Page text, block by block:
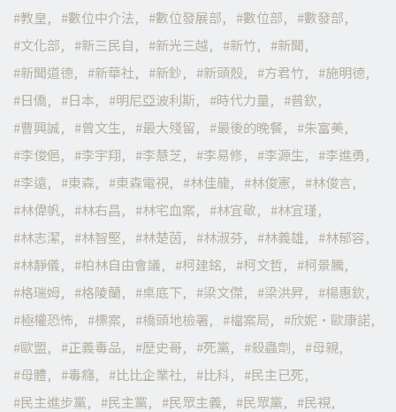
教皇
數位中介法 數位發展部 數位部
數發部
文化部
新三民自 新光三越 新竹
新聞
新聞道德
新華社 新鈔 新頭殼 方君竹
施明德
日僑
日本 明尼亞波利斯 時代力量
普欽
曹興誠
曾文生 最大殘留 最後的晚餐
朱富美
李俊俋
李宇翔 李慧芝 李易修 李源生
李進勇
李遠
東森 東森電視 林佳龍 林俊憲
林俊言
林偉帆
林右昌 林宅血案 林宜敬
林宜瑾
林志潔
林智堅 林楚茵 林淑芬 林義雄
林郁容
林靜儀
柏林自由會議 柯建銘 柯文哲
柯景騰
格瑞姆
格陵蘭 桌底下 梁文傑 梁洪昇
楊惠欽
極權恐怖
標案 橋頭地檢署 檔案局
欣妮·歐康諾
歐盟
正義毒品 歷史哥 死黨 殺蟲劑
母親
母體
毒癮 比比企業社 比科
民主已死
民主進步黨
民主黨 民眾主義 民眾黨
民視